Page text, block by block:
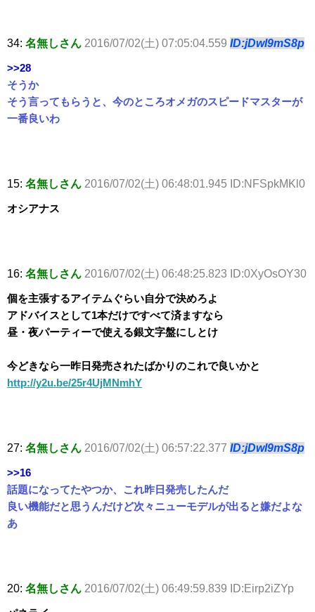
34: 名無しさん 2016/07/02(土) 07:05:04.559 ID:jDwl9mS8p
>>28
そうか
そう言ってもらうと、今のところオメガのスピードマスターが
一番良いわ
15: 名無しさん 2016/07/02(土) 06:48:01.945 ID:NFSpkMKl0
オシアナス
16: 名無しさん 2016/07/02(土) 06:48:25.823 ID:0XyOsOY30
個を主張するアイテムぐらい自分で決めろよ
アドバイスとして1本だけですべて済ますなら
昼・夜パーティーで使える銀文字盤にしとけ
今どきなら一昨日発売されたばかりのこれで良いかと
http://y2u.be/25r4UjMNmhY
27: 名無しさん 2016/07/02(土) 06:57:22.377 ID:jDwl9mS8p
>>16
話題になってたやつか、これ昨日発売したんだ
良い機能だと思うんだけど次々ニューモデルが出ると嫌だよな
あ
20: 名無しさん 2016/07/02(土) 06:49:59.839 ID:Eirp2iZYp